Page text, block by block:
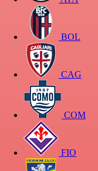
BOL
CAG
COM
FIO